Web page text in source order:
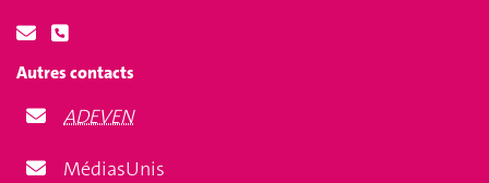
Autres contacts
ADEVEN
MédiasUnis